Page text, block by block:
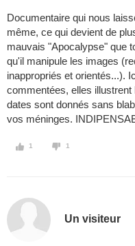
Documentaire qui nous
même, ce qui devient de
mauvais "Apocalypse" que
qu'il manipule les images
inappropriés et orientés...).
commentées, elles
dates sont donnés sans
vos méninges.
1 1
Un visiteur